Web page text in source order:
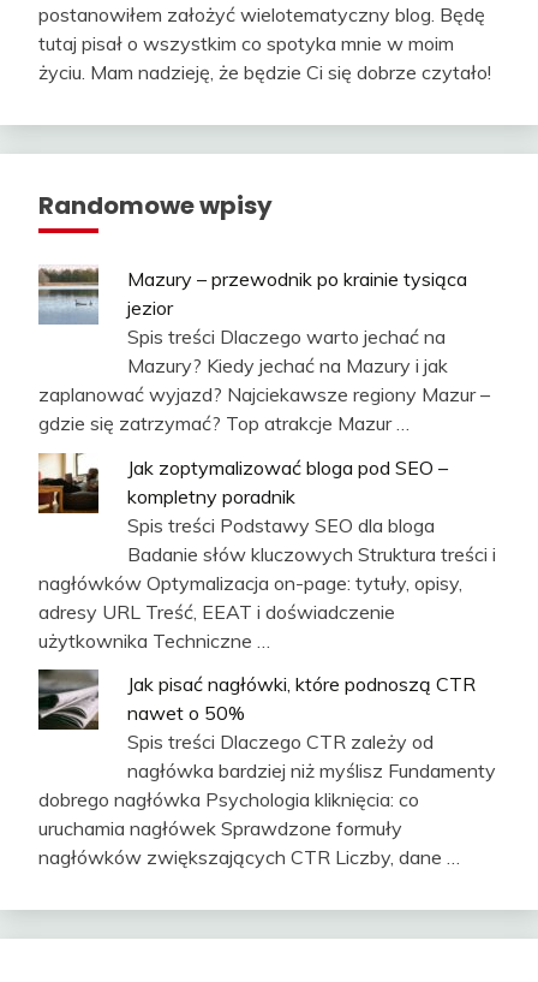
postanowiłem założyć wielotematyczny blog. Będę
tutaj pisał o wszystkim co spotyka mnie w moim
życiu. Mam nadzieję, że będzie Ci się dobrze czytało!
Randomowe wpisy
Mazury – przewodnik po krainie tysiąca
jezior
Spis treści Dlaczego warto jechać na
Mazury? Kiedy jechać na Mazury i jak
zaplanować wyjazd? Najciekawsze regiony Mazur –
gdzie się zatrzymać? Top atrakcje Mazur …
Jak zoptymalizować bloga pod SEO –
kompletny poradnik
Spis treści Podstawy SEO dla bloga
Badanie słów kluczowych Struktura treści i
nagłówków Optymalizacja on-page: tytuły, opisy,
adresy URL Treść, EEAT i doświadczenie
użytkownika Techniczne …
Jak pisać nagłówki, które podnoszą CTR
nawet o 50%
Spis treści Dlaczego CTR zależy od
nagłówka bardziej niż myślisz Fundamenty
dobrego nagłówka Psychologia kliknięcia: co
uruchamia nagłówek Sprawdzone formuły
nagłówków zwiększających CTR Liczby, dane …